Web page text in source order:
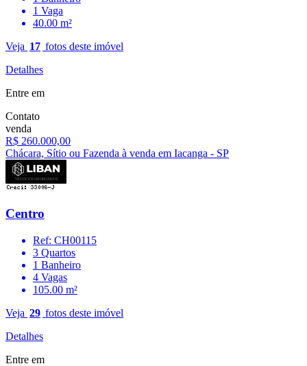
1 Vaga
40.00 m²
Veja 17 fotos deste imóvel
Detalhes
Entre em
Contato
venda
R$ 260.000,00
Chácara, Sítio ou Fazenda à venda em Iacanga - SP
Centro
Ref: CH00115
3 Quartos
1 Banheiro
4 Vagas
105.00 m²
Veja 29 fotos deste imóvel
Detalhes
Entre em